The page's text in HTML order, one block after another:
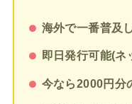
海外で一番普及
即日発行可能(
今なら2000円分